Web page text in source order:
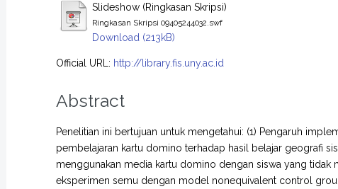
Slideshow (Ringkasan Skripsi)
Ringkasan Skripsi 09405244032.swf
Download (213kB)
Official URL: http://library.fis.uny.ac.id
Abstract
Penelitian ini bertujuan untuk mengetahui: (1) Pengaruh
pembelajaran kartu domino terhadap hasil belajar geografi
menggunakan media kartu domino dengan siswa yang tidak
eksperimen semu dengan model nonequivalent control